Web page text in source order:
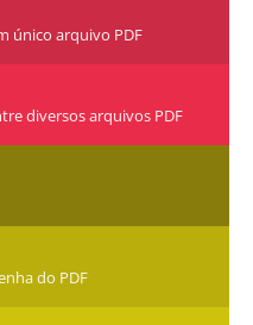
único arquivo PDF
diversos arquivos PDF
do PDF